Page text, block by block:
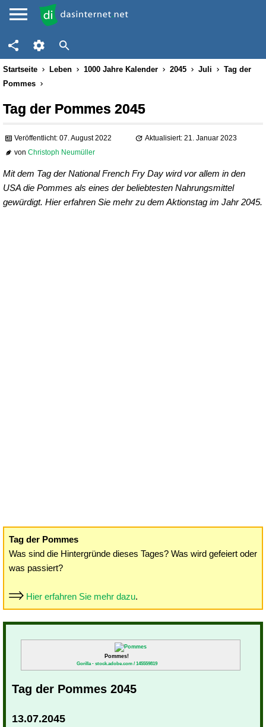
Startseite Leben 1000 Jahre Kalender 2045 Juli
Tag der
Pommes
Tag der Pommes 2045
Veröffentlicht: 07. August 2022
Aktualisiert: 21. Januar 2023
vonChristoph Neumüller
Mit dem Tag der National French Fry Day wird vor allem in den
USA die Pommes als eines der beliebtesten Nahrungsmittel
gewürdigt. Hier erfahren Sie mehr zu dem Aktionstag im Jahr 2045.
Tag der Pommes
Was sind die Hintergründe dieses Tages? Was wird gefeiert oder
was passiert?
Hier erfahren Sie mehr dazu.
Pommes!
Gorilla - stock.adobe.com / 145559819
Tag der Pommes 2045
13.07.2045